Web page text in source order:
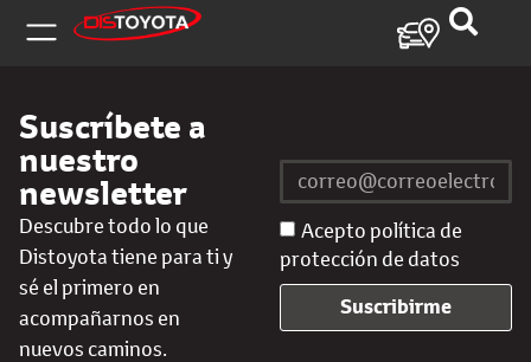
Suscríbete a
nuestro
newsletter
Descubre todo lo que
Distoyota tiene para ti y
sé el primero en
acompañarnos en
nuevos caminos.
Acepto política de
protección de datos
Suscribirme